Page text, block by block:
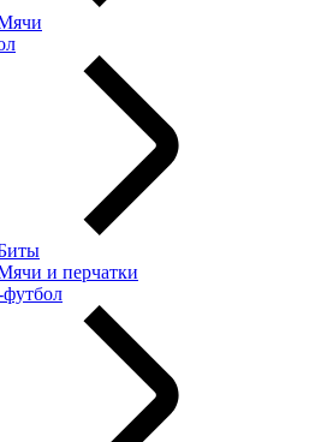
и перчатки